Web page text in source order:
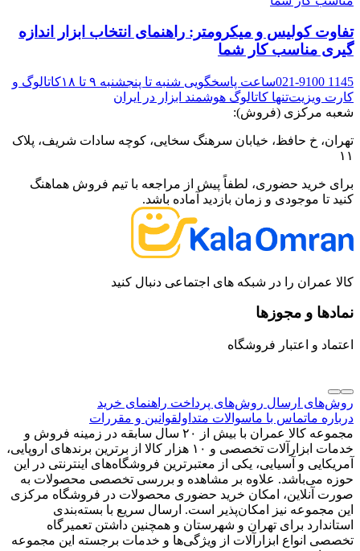
تفاوت‌ کولیس و میکرومتر: راهنمای انتخاب ابزار اندازه
گیری مناسب کار شما
021-9100 1145ساعت پاسخگویی شنبه تا پنجشنبه ۹ تا ۱۸
کاتالوگ و
کارت ویزیتتنها کاتالوگ هوشمند ابزار در ایران
شعبه مرکزی (فروش):
تهران، خ حافظ، خیابان سرهنگ سخایی، کوچه سادات شریف، پلاک
۱۱
برای خرید حضوری، لطفاً پیش از مراجعه با تیم فروش هماهنگ
کنید تا موجودی و زمان بازدید آماده باشد.
کالا عمران را در شبکه های اجتماعی دنبال کنید
نمادها و مجوزها
اعتماد و اعتبار فروشگاه
روش‌های ارسال روش‌های پرداخت راهنمای خرید
درباره ماتماس با ماسوالات متداولقوانین و مقررات
مجموعه کالا عمران با بیش از ۲۰ سال سابقه در زمینه فروش و
خدمات ابزارآلات تخصصی و ۱۰ هزار کالا از برترین برندهای اروپایی،
آمریکایی و آسیایی، یکی از معتبرترین فروشگاه‌های اینترنتی در این
حوزه می‌باشد. علاوه بر مشاهده و بررسی تخصصی محصولات به
صورت آنلاین، امکان خرید حضوری محصولات در فروشگاه مرکزی
این مجموعه نیز امکان‌پذیر است. ارسال سریع با بسته‌بندی
استاندارد برای تهران و شهرستان و همچنین داشتن تعمیرگاه
تخصصی انواع ابزارآلات از ویژگی‌ها و خدمات برجسته این مجموعه